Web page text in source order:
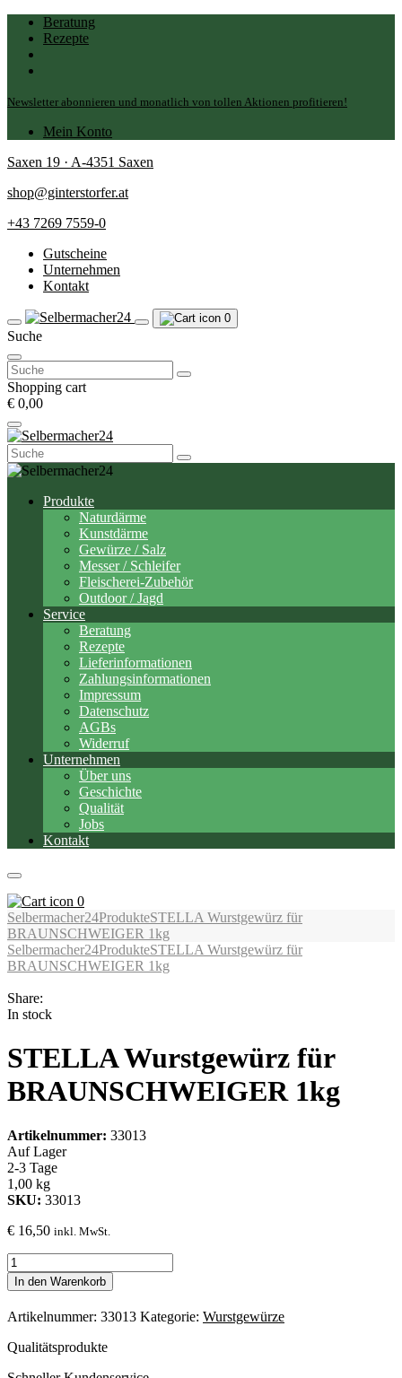
Beratung
Rezepte
Newsletter abonnieren und monatlich von tollen Aktionen profitieren!
Mein Konto
Saxen 19 · A-4351 Saxen
shop@ginterstorfer.at
+43 7269 7559-0
Gutscheine
Unternehmen
Kontakt
0
Suche
Suchen
nach:
Shopping cart
€ 0,00
Suchen
nach:
Produkte
Naturdärme
Kunstdärme
Gewürze / Salz
Messer / Schleifer
Fleischerei-Zubehör
Outdoor / Jagd
Service
Beratung
Rezepte
Lieferinformationen
Zahlungsinformationen
Impressum
Datenschutz
AGBs
Widerruf
Unternehmen
Über uns
Geschichte
Qualität
Jobs
Kontakt
0
Selbermacher24ProdukteSTELLA Wurstgewürz für
BRAUNSCHWEIGER 1kg
Selbermacher24ProdukteSTELLA Wurstgewürz für
BRAUNSCHWEIGER 1kg
Share:
In stock
STELLA Wurstgewürz für
BRAUNSCHWEIGER 1kg
Artikelnummer: 33013
Auf Lager
2-3 Tage
1,00 kg
SKU: 33013
€ 16,50 inkl. MwSt.
STELLA
Wurstgewürz
für
BRAUNSCHWEIGER
1kg
Menge
In den Warenkorb
Artikelnummer: 33013 Kategorie: Wurstgewürze
Qualitätsprodukte